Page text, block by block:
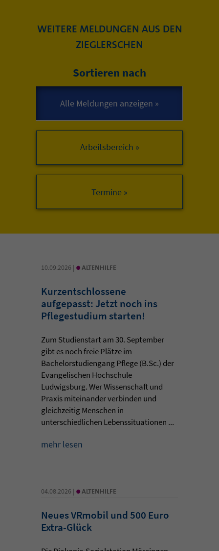
WEITERE MELDUNGEN AUS DEN
ZIEGLERSCHEN
Sortieren nach
Arbeitsbereich »
10.09.2026 | • ALTENHILFE
Kurzentschlossene
aufgepasst: Jetzt noch ins
Pflegestudium starten!
Zum Studienstart am 30. September
gibt es noch freie Plätze im
Bachelorstudiengang Pflege (B.Sc.) der
Evangelischen Hochschule
Ludwigsburg. Wer Wissenschaft und
Praxis miteinander verbinden und
gleichzeitig Menschen in
unterschiedlichen Lebenssituationen ...
mehr lesen
04.08.2026 | • ALTENHILFE
Neues VRmobil und 500 Euro
Extra-Glück